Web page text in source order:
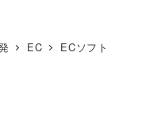
EC
ECソフト